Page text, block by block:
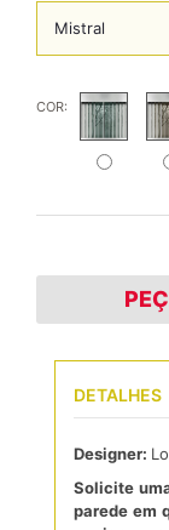
COR:
DETALHES
Designer:
Solicite
parede em